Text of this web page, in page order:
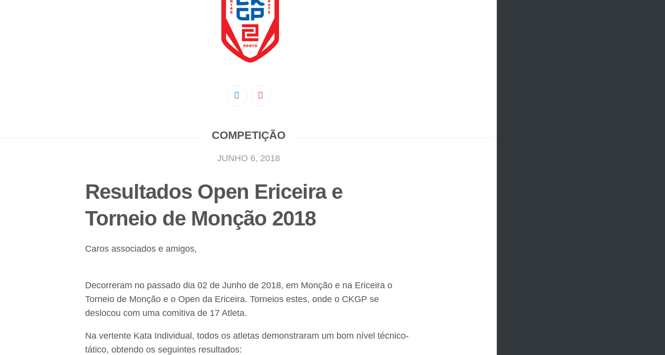
COMPETIÇÃO
JUNHO 6, 2018
Resultados Open Ericeira e
Torneio de Monção 2018
Caros associados e amigos,
Decorreram no passado dia 02 de Junho de 2018, em Monção e na Ericeira o
Torneio de Monção e o Open da Ericeira. Torneios estes, onde o CKGP se
deslocou com uma comitiva de 17 Atleta.
Na vertente Kata Individual, todos os atletas demonstraram um bom nível técnico-
tático, obtendo os seguintes resultados: